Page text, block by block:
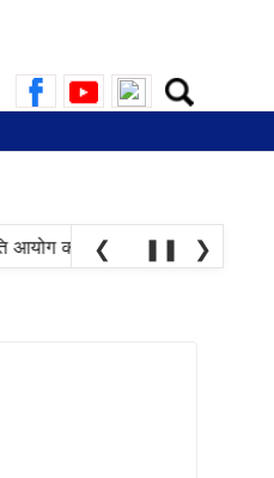
Search
for:
की रैंकिंग में पंजाब ने केरल को
❮ ❚❚ ❯